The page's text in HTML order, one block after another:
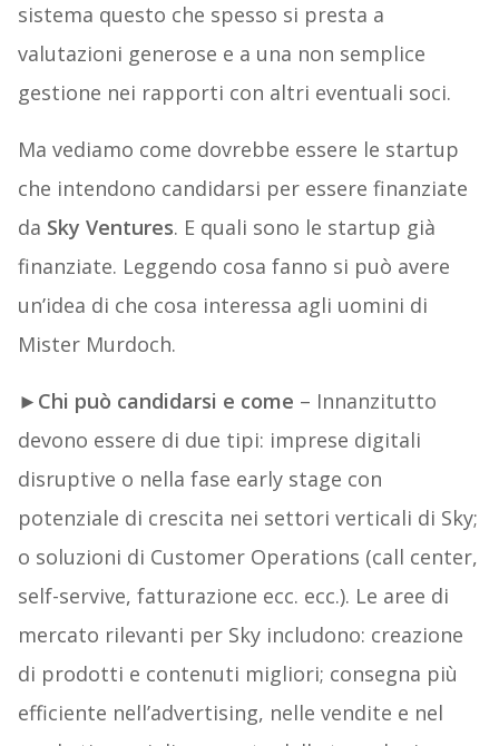
sistema questo che spesso si presta a
valutazioni generose e a una non semplice
gestione nei rapporti con altri eventuali soci.
Ma vediamo come dovrebbe essere le startup
che intendono candidarsi per essere finanziate
da Sky Ventures. E quali sono le startup già
finanziate. Leggendo cosa fanno si può avere
un’idea di che cosa interessa agli uomini di
Mister Murdoch.
► Chi può candidarsi e come – Innanzitutto
devono essere di due tipi: imprese digitali
disruptive o nella fase early stage con
potenziale di crescita nei settori verticali di Sky;
o soluzioni di Customer Operations (call center,
self-servive, fatturazione ecc. ecc.). Le aree di
mercato rilevanti per Sky includono: creazione
di prodotti e contenuti migliori; consegna più
efficiente nell’advertising, nelle vendite e nel